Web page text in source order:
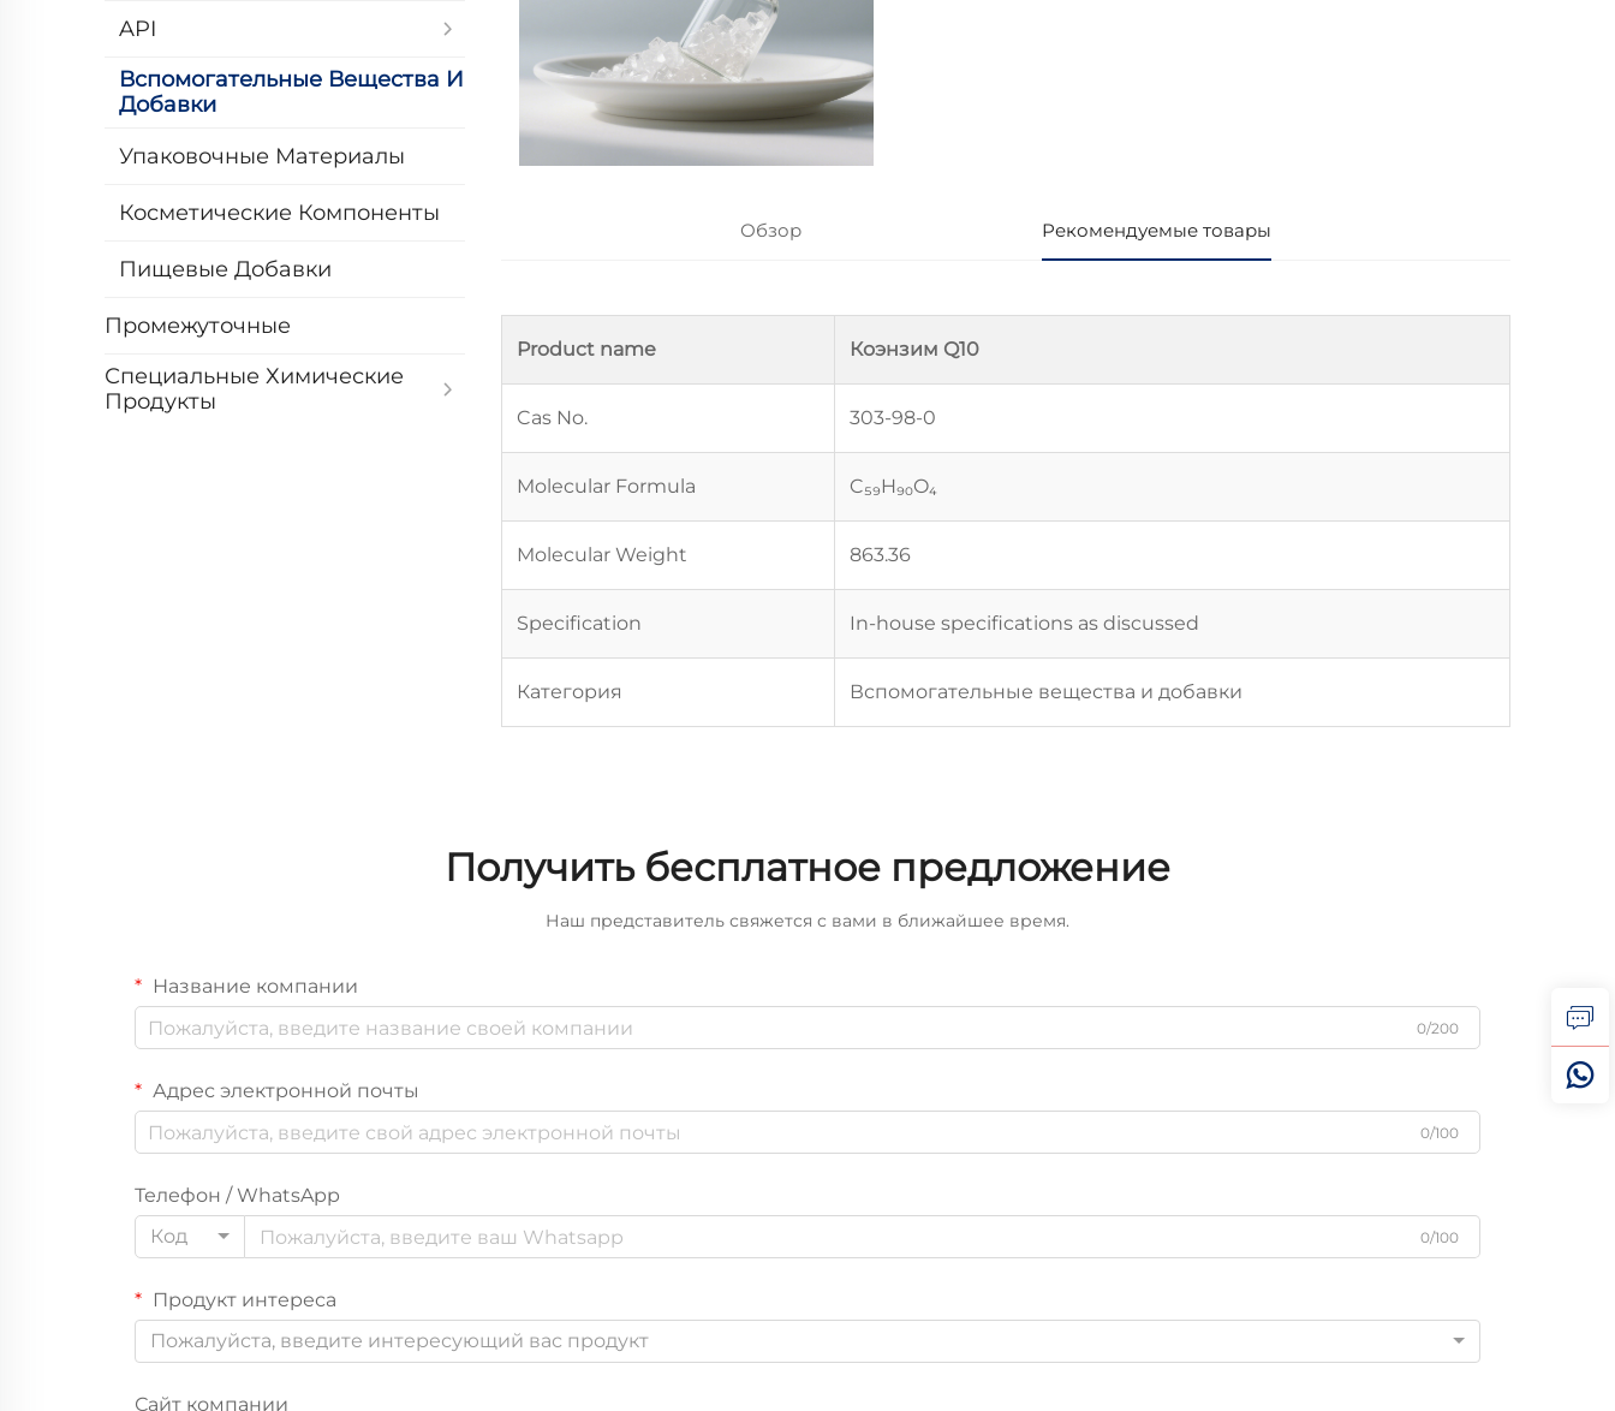
API
Вспомогательные Вещества И
Добавки
Упаковочные Материалы
Косметические Компоненты
Пищевые Добавки
Промежуточные
Специальные Химические
Продукты
Обзор Рекомендуемые товары
Product name Коэнзим Q10
Cas No. 303-98-0
Molecular Formula C₅₉H₉₀O₄
Molecular Weight 863.36
Specification In-house specifications as discussed
Категория Вспомогательные вещества и добавки
Получить бесплатное предложение
Наш представитель свяжется с вами в ближайшее время.
Название компании
0/200
Адрес электронной почты
0/100
Телефон / WhatsApp
Код
0/100
Продукт интереса
Пожалуйста, введите интересующий вас продукт
Сайт компании